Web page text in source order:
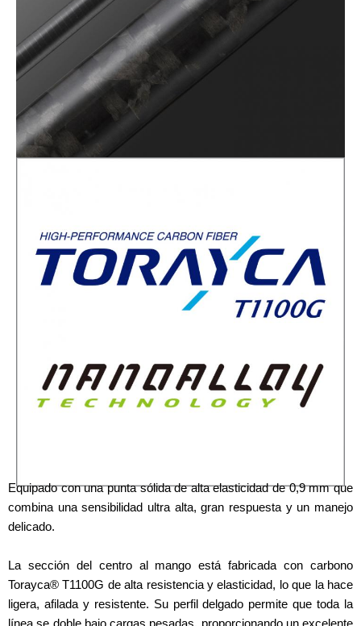
Equipado con una punta sólida de alta elasticidad de 0,9 mm que
combina una sensibilidad ultra alta, gran respuesta y un manejo
delicado.
La sección del centro al mango está fabricada con carbono
Torayca® T1100G de alta resistencia y elasticidad, lo que la hace
ligera, afilada y resistente. Su perfil delgado permite que toda la
línea se doble bajo cargas pesadas, proporcionando un excelente